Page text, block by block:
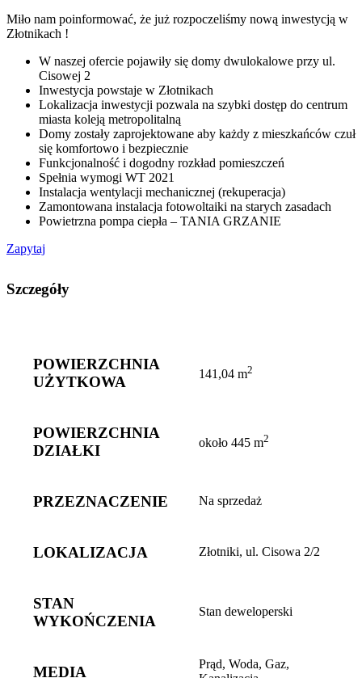
Miło nam poinformować, że już rozpoczeliśmy nową inwestycją w
Złotnikach !
W naszej ofercie pojawiły się domy dwulokalowe przy ul.
Cisowej 2
Inwestycja powstaje w Złotnikach
Lokalizacja inwestycji pozwala na szybki dostęp do centrum
miasta koleją metropolitalną
Domy zostały zaprojektowane aby każdy z mieszkańców czuł
się komfortowo i bezpiecznie
Funkcjonalność i dogodny rozkład pomieszczeń
Spełnia wymogi WT 2021
Instalacja wentylacji mechanicznej (rekuperacja)
Zamontowana instalacja fotowoltaiki na starych zasadach
Powietrzna pompa ciepła – TANIA GRZANIE
Zapytaj
Szczegóły
POWIERZCHNIA
UŻYTKOWA
141,04 m2
POWIERZCHNIA
DZIAŁKI
około 445 m2
PRZEZNACZENIE Na sprzedaż
LOKALIZACJA Złotniki, ul. Cisowa 2/2
STAN
WYKOŃCZENIA
Stan deweloperski
MEDIA
Prąd, Woda, Gaz,